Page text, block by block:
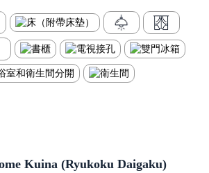
Kuina (Ryukoku Daigaku)